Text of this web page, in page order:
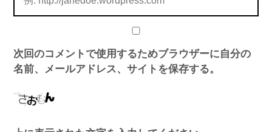
次回のコメントで使用するためブラウザーに自分の
名前、メールアドレス、サイトを保存する。